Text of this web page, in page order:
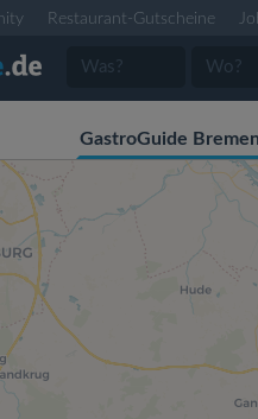
Restaurant-Gutscheine
GastroGuide Bremen